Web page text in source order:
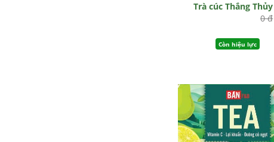
Trà cúc Thắng Thủy
0 đ
Còn hiệu lực